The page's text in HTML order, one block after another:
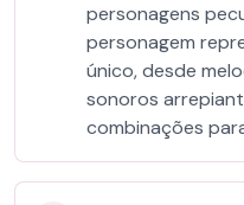
personagens
personagem
único, desde
sonoros
combinações